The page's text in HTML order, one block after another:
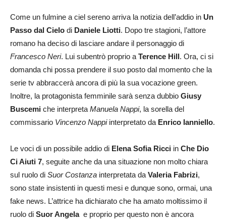
Come un fulmine a ciel sereno arriva la notizia dell’addio in Un
Passo dal Cielo di Daniele Liotti. Dopo tre stagioni, l’attore
romano ha deciso di lasciare andare il personaggio di
Francesco Neri. Lui subentrò proprio a Terence Hill. Ora, ci si
domanda chi possa prendere il suo posto dal momento che la
serie tv abbraccerà ancora di più la sua vocazione green.
Inoltre, la protagonista femminile sarà senza dubbio Giusy
Buscemi che interpreta Manuela Nappi, la sorella del
commissario Vincenzo Nappiinterpretato da Enrico Ianniello.
Le voci di un possibile addio di Elena Sofia Ricci in Che Dio
Ci Aiuti 7, seguite anche da una situazione non molto chiara
sul ruolo di Suor Costanza interpretata da Valeria Fabrizi,
sono state insistenti in questi mesi e dunque sono, ormai, una
fake news. L’attrice ha dichiarato che ha amato moltissimo il
ruolo di Suor Angelae proprio per questo non è ancora